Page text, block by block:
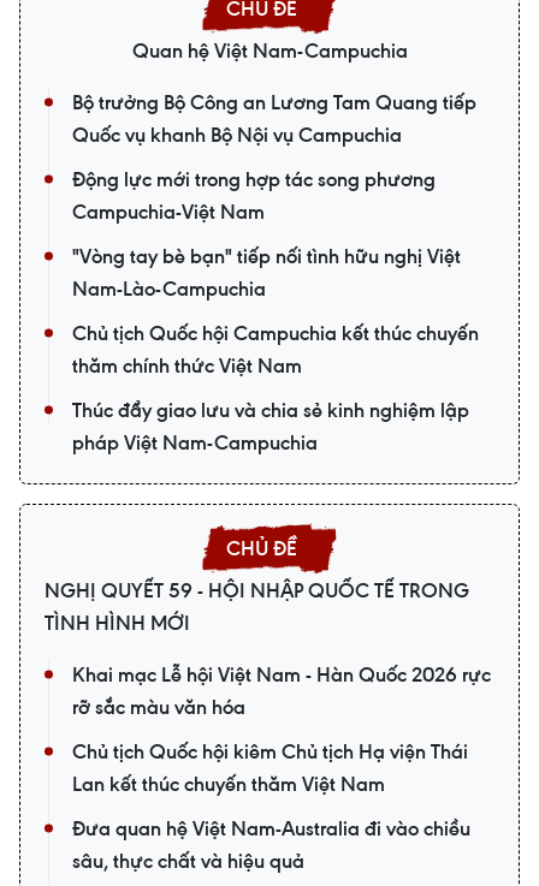
Quan hệ Việt Nam-Campuchia
Bộ trưởng Bộ Công an Lương Tam Quang tiếp
Quốc vụ khanh Bộ Nội vụ Campuchia
Động lực mới trong hợp tác song phương
Campuchia-Việt Nam
"Vòng tay bè bạn" tiếp nối tình hữu nghị Việt
Nam-Lào-Campuchia
Chủ tịch Quốc hội Campuchia kết thúc chuyến
thăm chính thức Việt Nam
Thúc đẩy giao lưu và chia sẻ kinh nghiệm lập
pháp Việt Nam-Campuchia
NGHỊ QUYẾT 59 - HỘI NHẬP QUỐC TẾ TRONG
TÌNH HÌNH MỚI
Khai mạc Lễ hội Việt Nam - Hàn Quốc 2026 rực
rỡ sắc màu văn hóa
Chủ tịch Quốc hội kiêm Chủ tịch Hạ viện Thái
Lan kết thúc chuyến thăm Việt Nam
Đưa quan hệ Việt Nam-Australia đi vào chiều
sâu, thực chất và hiệu quả